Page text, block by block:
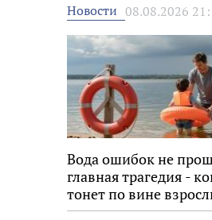
Новости 08.08.2026
Вода ошибок не
главная трагедия -
тонет по вине